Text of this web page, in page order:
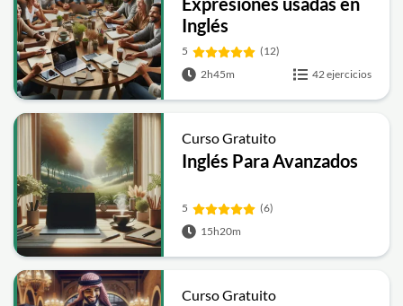
Inglés
5
(12)
2h45m
42 ejercicios
Curso Gratuito
Inglés Para Avanzados
5
(6)
15h20m
Curso Gratuito